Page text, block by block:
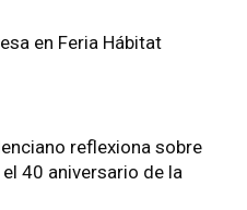
en Feria Hábitat
reflexiona sobre
40 aniversario de la